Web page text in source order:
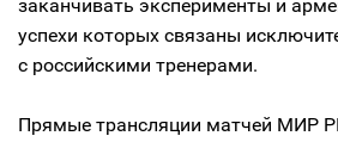
заканчивать эксперименты и
успехи которых связаны
с российскими тренерами.
Прямые трансляции матчей МИР